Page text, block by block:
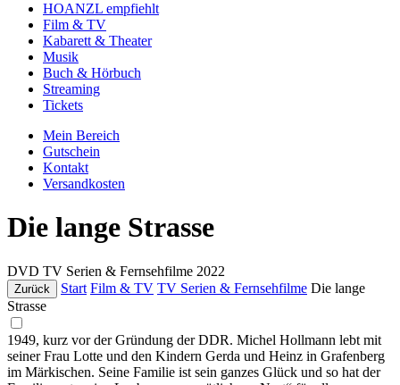
HOANZL empfiehlt
Film & TV
Kabarett & Theater
Musik
Buch & Hörbuch
Streaming
Tickets
Mein Bereich
Gutschein
Kontakt
Versandkosten
Die lange Strasse
DVD TV Serien & Fernsehfilme 2022
Zurück Start Film & TV TV Serien & Fernsehfilme Die lange
Strasse
1949, kurz vor der Gründung der DDR. Michel Hollmann lebt mit
seiner Frau Lotte und den Kindern Gerda und Heinz in Grafenberg
im Märkischen. Seine Familie ist sein ganzes Glück und so hat der